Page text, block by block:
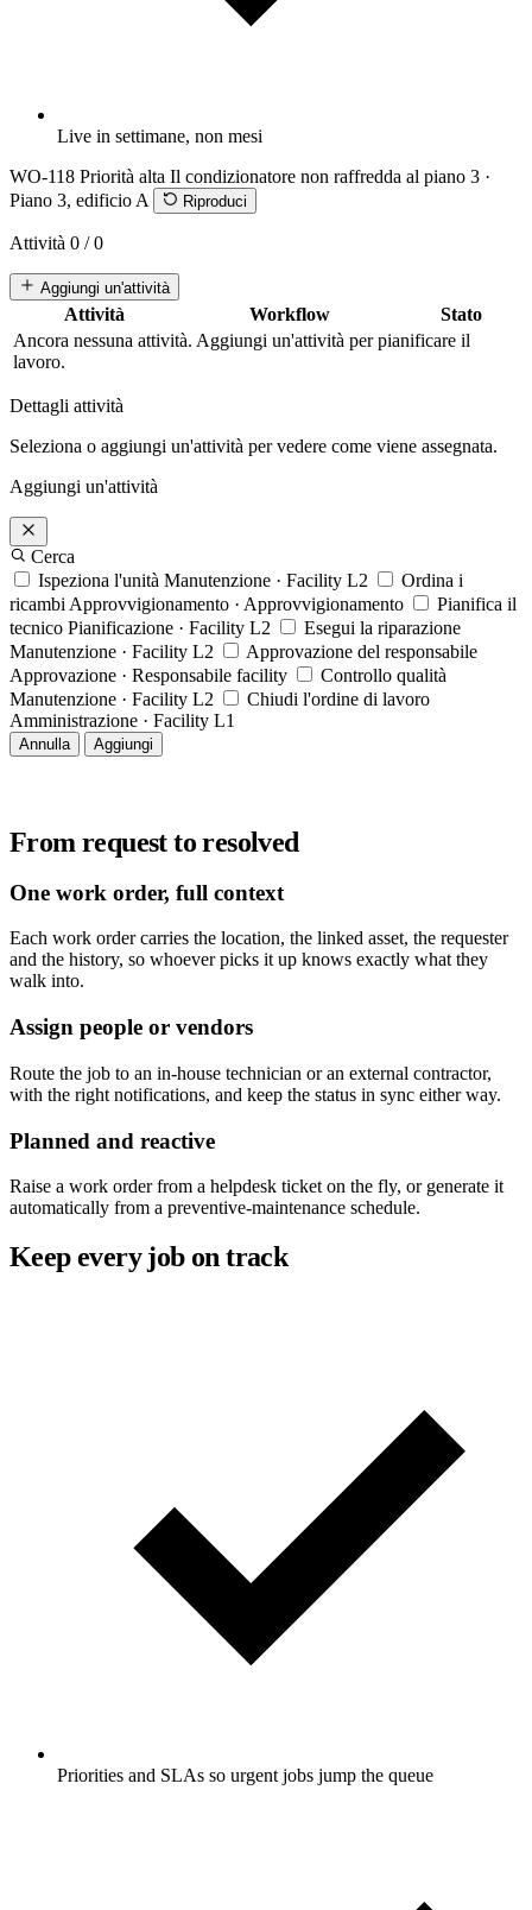
Live in settimane, non mesi
WO-118 Priorità alta Il condizionatore non raffredda al piano 3 ·
Piano 3, edificio A
Riproduci
Attività 0 / 0
Aggiungi un'attività
Attività Workflow
Stato
Ancora nessuna attività. Aggiungi un'attività per pianificare il
lavoro.
Dettagli attività
Seleziona o aggiungi un'attività per vedere come viene assegnata.
Aggiungi un'attività
Cerca
Ispeziona l'unità Manutenzione · Facility L2
Ordina i
ricambi Approvvigionamento · Approvvigionamento
Pianifica il
tecnico Pianificazione · Facility L2
Esegui la riparazione
Manutenzione · Facility L2
Approvazione del responsabile
Approvazione · Responsabile facility
Controllo qualità
Manutenzione · Facility L2
Chiudi l'ordine di lavoro
Amministrazione · Facility L1
Annulla Aggiungi
From request to resolved
One work order, full context
Each work order carries the location, the linked asset, the requester
and the history, so whoever picks it up knows exactly what they
walk into.
Assign people or vendors
Route the job to an in-house technician or an external contractor,
with the right notifications, and keep the status in sync either way.
Planned and reactive
Raise a work order from a helpdesk ticket on the fly, or generate it
automatically from a preventive-maintenance schedule.
Keep every job on track
Priorities and SLAs so urgent jobs jump the queue